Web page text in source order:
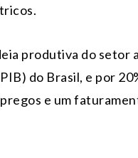
produtiva do setor
do Brasil, e por
e um